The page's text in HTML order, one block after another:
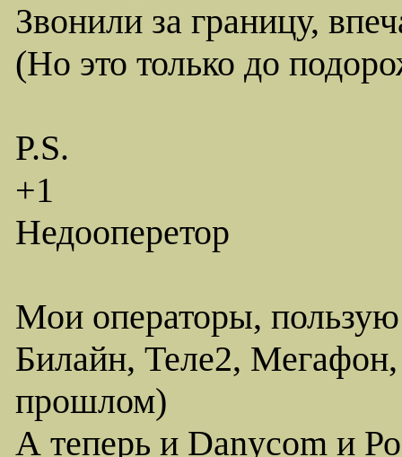
Звонили за границу,
(Но это только до
P.S.
+1
Недооперетор
Мои операторы,
Билайн, Теле2,
прошлом)
А теперь и Danycom и